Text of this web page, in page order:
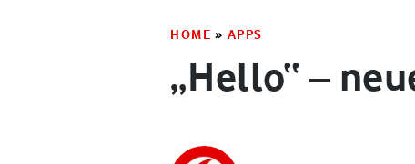
HOME » APPS
„Hello“ –